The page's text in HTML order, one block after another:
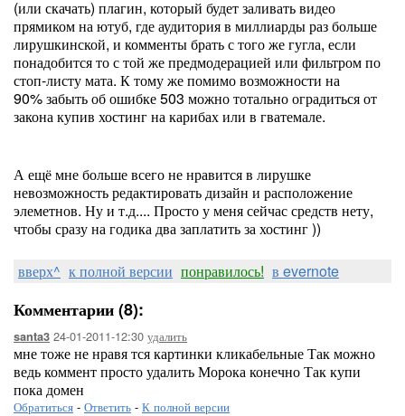
(или скачать) плагин, который будет заливать видео
прямиком на ютуб, где аудитория в миллиарды раз больше
лирушкинской, и комменты брать с того же гугла, если
понадобится то с той же предмодерацией или фильтром по
стоп-листу мата. К тому же помимо возможности на
90% забыть об ошибке 503 можно тотально оградиться от
закона купив хостинг на карибах или в гватемале.
А ещё мне больше всего не нравится в лирушке
невозможность редактировать дизайн и расположение
элеметнов. Ну и т.д.... Просто у меня сейчас средств нету,
чтобы сразу на годика два заплатить за хостинг ))
вверх^ к полной версии понравилось! в evernote
Комментарии (8):
santa3 24-01-2011-12:30 удалить
мне тоже не нравя тся картинки кликабельные Так можно
ведь коммент просто удалить Морока конечно Так купи
пока домен
Обратиться - Ответить - К полной версии